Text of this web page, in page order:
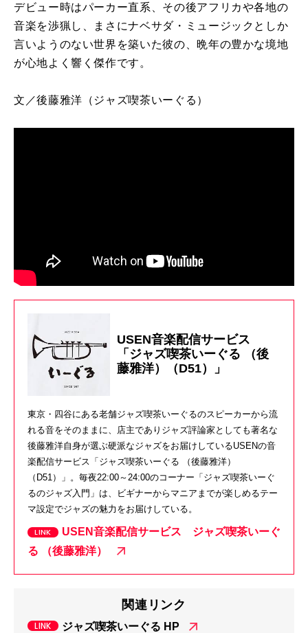
デビュー時はパーカー直系、その後アフリカや各地の
音楽を渉猟し、まさにナベサダ・ミュージックとしか
言いようのない世界を築いた彼の、晩年の豊かな境地
が心地よく響く傑作です。
文／後藤雅洋 （ジャズ喫茶いーぐる）
USEN音楽配信サービス
「ジャズ喫茶いーぐる （後
藤雅洋）（D51）」
東京・四谷にある老舗ジャズ喫茶いーぐるのスピーカーから流
れる音をそのままに、店主でありジャズ評論家としても著名な
後藤雅洋自身が選ぶ硬派なジャズをお届けしているUSENの音
楽配信サービス「ジャズ喫茶いーぐる （後藤雅洋）
（D51）」。毎夜22:00～24:00のコーナー「ジャズ喫茶いーぐ
るのジャズ入門」は、ビギナーからマニアまでが楽しめるテー
マ設定でジャズの魅力をお届けしている。
USEN音楽配信サービス ジャズ喫茶いーぐ
る （後藤雅洋）
関連リンク
ジャズ喫茶いーぐる HP